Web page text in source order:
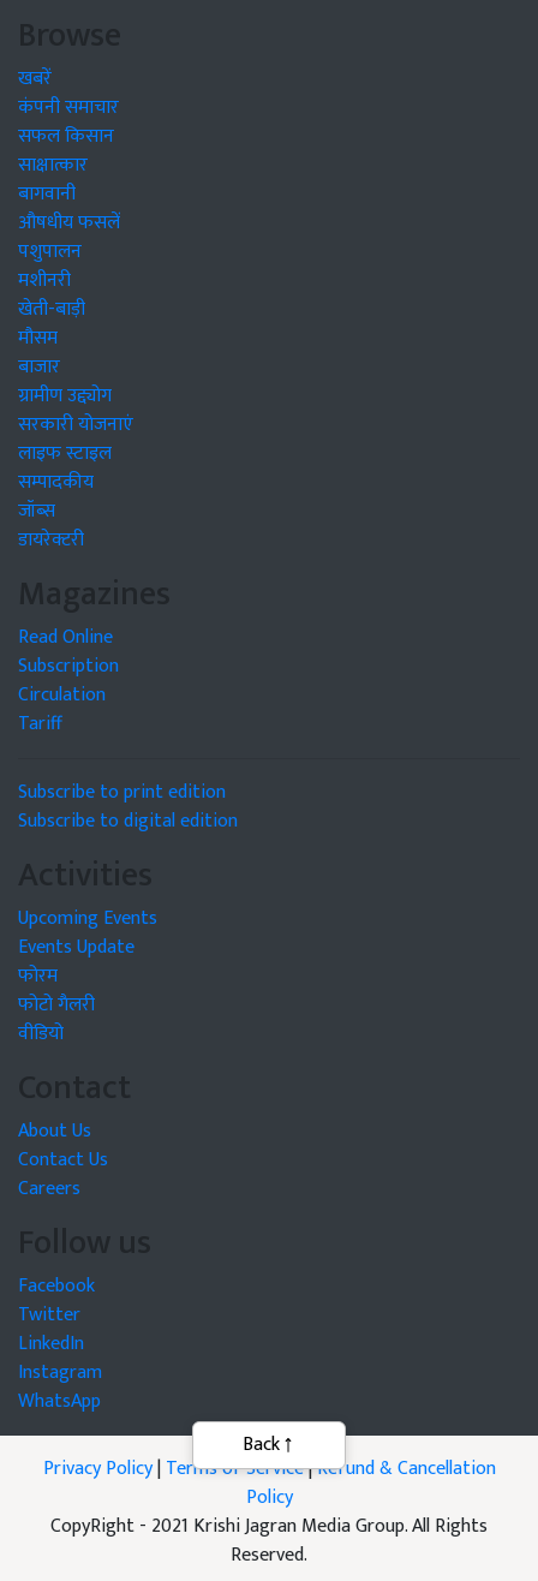
Browse
खबरें
कंपनी समाचार
सफल किसान
साक्षात्कार
बागवानी
औषधीय फसलें
पशुपालन
मशीनरी
खेती-बाड़ी
मौसम
बाजार
ग्रामीण उद्द्योग
सरकारी योजनाएं
लाइफ स्टाइल
सम्पादकीय
जॉब्स
डायरेक्टरी
Magazines
Read Online
Subscription
Circulation
Tariff
Subscribe to print edition
Subscribe to digital edition
Activities
Upcoming Events
Events Update
फोरम
फोटो गैलरी
वीडियो
Contact
About Us
Contact Us
Careers
Follow us
Facebook
Twitter
LinkedIn
Instagram
WhatsApp
Privacy Policy|Terms of Service|Refund & Cancellation
Policy
CopyRight - 2021 Krishi Jagran Media Group. All Rights
Reserved.